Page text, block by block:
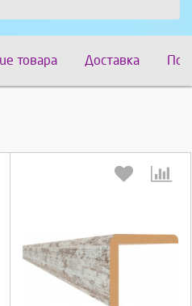
товара Доставка
Выберите количество: